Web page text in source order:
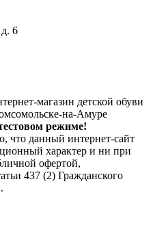
6
магазин детской обуви
на-Амуре
режиме!
что данный интернет-сайт
характер и ни при
офертой,
437 (2) Гражданского